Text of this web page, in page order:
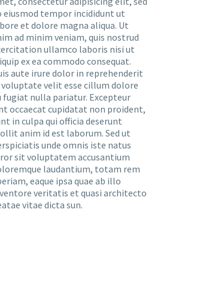
eiusmod tempor incididunt ut
et dolore magna aliqua. Ut
ad minim veniam, quis nostrud
ullamco laboris nisi ut
ex ea commodo consequat.
aute irure dolor in reprehenderit
voluptate velit esse cillum dolore
fugiat nulla pariatur. Excepteur
occaecat cupidatat non proident,
in culpa qui officia deserunt
anim id est laborum. Sed ut
unde omnis iste natus
sit voluptatem accusantium
laudantium, totam rem
eaque ipsa quae ab illo
veritatis et quasi architecto
vitae dicta sun.